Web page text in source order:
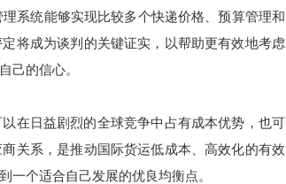
统能够实现比较多个快递价格、预算管理和
将成为谈判的关键证实，以帮助更有效地考虑
己的信心。
日益剧烈的全球竞争中占有成本优势，也可
关系，是推动国际货运低成本、高效化的有效
一个适合自己发展的优良均衡点。